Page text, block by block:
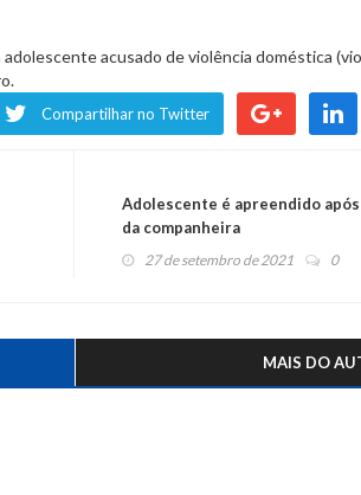
acusado de violência doméstica
Compartilhar no Twitter
Adolescente é apreendido
da companheira
27 de setembro de 2021 0
MAIS DO